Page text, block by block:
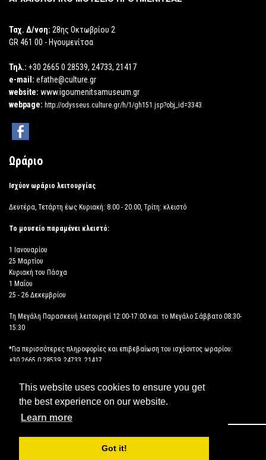
This website uses cookies to ensure you get
the best experience on our website.
Learn more
Got it!
Ταχ. Δ/νση: 28ης Οκτωβρίου 2
GR 461 00 - Ηγουμενίτσα
Τηλ.: +30 2665 0 28539, 24733, 21417
e-mail: efathe@culture.gr
website: www.igoumenitsamuseum.gr
webpage: http://odysseus.culture.gr/h/1/gh151.jsp?obj_id=3343
Ωράριο
Ισχύον ωράριο λειτουργίας
Δευτέρα, Τετάρτη έως Κυριακή: 8.00 - 20.00, Τρίτη: κλειστό
Το μουσείο παραμένει κλειστό:
1 Ιανουαρίου
25 Μαρτίου
Κυριακή του Πάσχα
1 Μαΐου
25 - 26 Δεκεμβρίου
Τη Μεγάλη Παρασκευή λειτουργεί 12:00-17:00 και το Μεγάλο Σάββατο 08:30-
15:30
*Για περισσότερες πληροφορίες και επιβεβαίωση του ισχύοντος ωραρίου:
+30 2665 0 28539, 24733, 21417
ΔΗΛΩΣΗ ΠΡΟΣΒΑΣΙΜΟΤΗΤΑΣ
Copyright © 2026 ΑΡΧΑΙΟΛΟΓΙΚΟ ΜΟΥΣΕΙΟ ΗΓΟΥΜΕΝΙΤΣΑΣ